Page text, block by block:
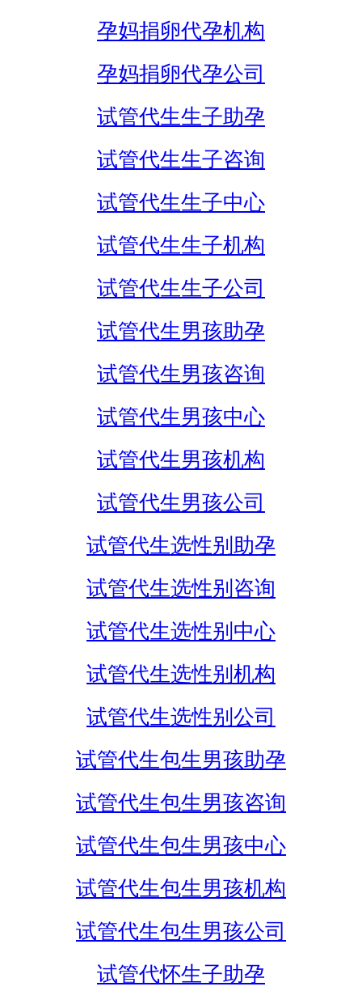
孕妈捐卵代孕机构
孕妈捐卵代孕公司
试管代生生子助孕
试管代生生子咨询
试管代生生子中心
试管代生生子机构
试管代生生子公司
试管代生男孩助孕
试管代生男孩咨询
试管代生男孩中心
试管代生男孩机构
试管代生男孩公司
试管代生选性别助孕
试管代生选性别咨询
试管代生选性别中心
试管代生选性别机构
试管代生选性别公司
试管代生包生男孩助孕
试管代生包生男孩咨询
试管代生包生男孩中心
试管代生包生男孩机构
试管代生包生男孩公司
试管代怀生子助孕